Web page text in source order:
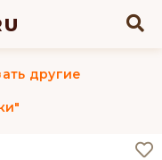
другие